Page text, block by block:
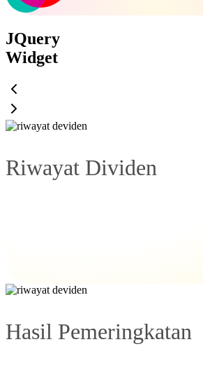
JQuery
Widget
Riwayat Dividen
Hasil Pemeringkatan